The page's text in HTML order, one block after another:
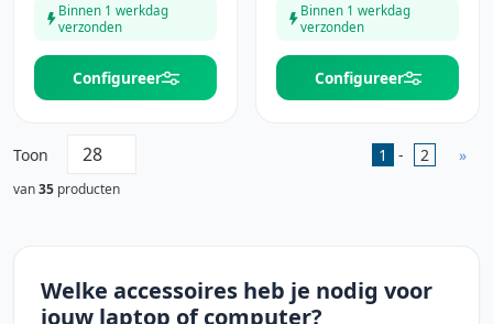
Binnen 1 werkdag
verzonden
Configureer
Binnen 1 werkdag
verzonden
Configureer
Toon
van35 producten
1 - 2 »
Welke accessoires heb je nodig voor
jouw laptop of computer?